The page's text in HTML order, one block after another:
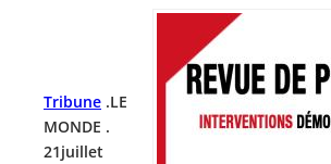
Tribune .LE
MONDE .
21juillet